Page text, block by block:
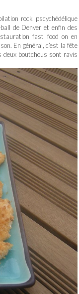
rock pscychédélique
de Denver et enfin des
fast food on en
En général, c’est la fête
deux boutchous sont ravis